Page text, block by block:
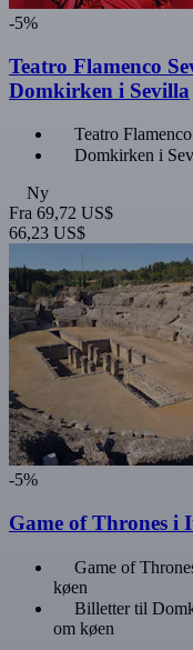
-5%
Teatro Flamenco
Domkirken i Sevilla
Teatro
Domkirken i
Ny
Fra 69,72 US$
66,23 US$
-5%
Game of Thrones i
Game of
køen
Billetter til
om køen